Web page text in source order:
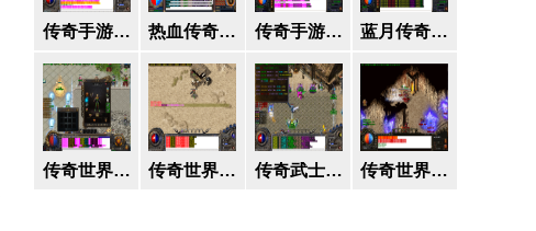
传奇手游什么职业好打副本啊 热血传奇官方手游蓝色护盾怎么获得 传奇手游怎么赚人民币的钱 蓝月传奇幻境怎么进去
传奇世界哪里可以挖出好矿石 传奇世界挖矿技巧 传奇武士装备大全 传奇世界屠龙刀和赤明天帝谁好